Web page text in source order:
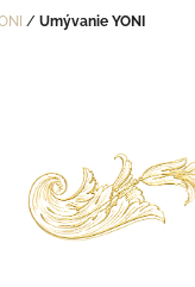
/ Umývanie YONI